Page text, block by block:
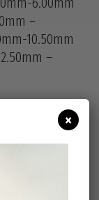
–
10.50mm
–
×